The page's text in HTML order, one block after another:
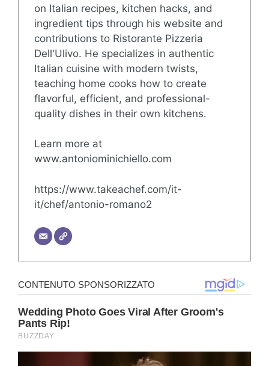
on Italian recipes, kitchen hacks, and
ingredient tips through his website and
contributions to Ristorante Pizzeria
Dell'Ulivo. He specializes in authentic
Italian cuisine with modern twists,
teaching home cooks how to create
flavorful, efficient, and professional-
quality dishes in their own kitchens.
Learn more at
www.antoniominichiello.com
https://www.takeachef.com/it-
it/chef/antonio-romano2